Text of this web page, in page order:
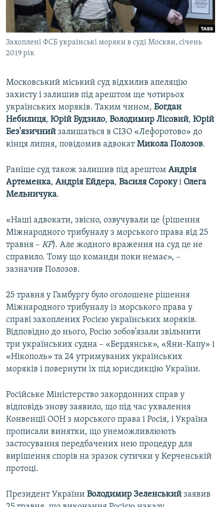
СВІДЧЕННЯ ОКУПАЦІЇ
УКРАЇНСЬКА ПРОБЛЕМА КРИМУ
ІНФОГРАФІКА
Qırımtatar
ДОЛУЧАЙСЯ!
Усі сайти RFE/RL
Захоплені ФСБ українські моряки в суді Москви, січень
2019 рік
Московський міський суд відхилив апеляцію
захисту і залишив під арештом ще чотирьох
українських моряків. Таким чином, Богдан
Небилиця, Юрій Будзило, Володимир Лісовий, Юрій
Без'язичний залишаться в СІЗО «Лефоротово» до
кінця липня, повідомив адвокатМикола Полозов.
Раніше суд також залишив під арештом Андрія
Артеменка, Андрія Ейдера, Василя Сорокуі Олега
Мельничука.
«Наші адвокати, звісно, озвучували це (рішення
Міжнародного трибуналу з морського права від 25
травня – КР). Але жодного враження на суд це не
справило. Тому що команди поки немає», –
зазначив Полозов.
25 травня у Гамбургу було оголошене рішення
Міжнародного трибуналу із морського права у
справі захоплених Росією українських моряків.
Відповідно до нього, Росію зобов’язали звільнити
три українських судна – «Бердянськ», «Яни-Капу» і
«Нікополь» та 24 утримуваних українських
моряків і повернути їх під юрисдикцію України.​
Російське Міністерство закордонних справ у
відповідь знову заявило, що під час ухвалення
Конвенції ООН з морського права і Росія, і Україна
прописали винятки, що унеможливлюють
застосування передбачених нею процедур для
вирішення спорів на зразок сутички у Керченській
протоці.
Президент України Володимир Зеленський заявив